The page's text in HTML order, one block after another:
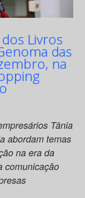
Livros
das
na
Tânia
abordam temas
na era da
comunicação